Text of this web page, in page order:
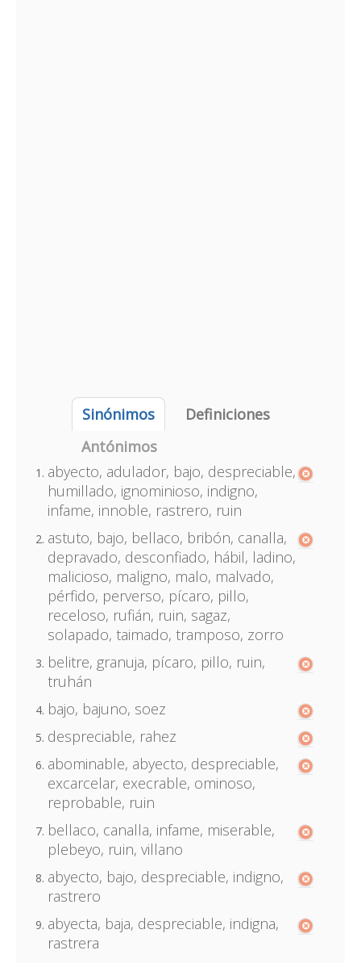
Sinónimos
Definiciones
Antónimos
abyecto, adulador, bajo, despreciable,
humillado, ignominioso, indigno,
infame, innoble, rastrero, ruin
astuto, bajo, bellaco, bribón, canalla,
depravado, desconfiado, hábil, ladino,
malicioso, maligno, malo, malvado,
pérfido, perverso, pícaro, pillo,
receloso, rufián, ruin, sagaz,
solapado, taimado, tramposo, zorro
belitre, granuja, pícaro, pillo, ruin,
truhán
bajo, bajuno, soez
despreciable, rahez
abominable, abyecto, despreciable,
excarcelar, execrable, ominoso,
reprobable, ruin
bellaco, canalla, infame, miserable,
plebeyo, ruin, villano
abyecto, bajo, despreciable, indigno,
rastrero
abyecta, baja, despreciable, indigna,
rastrera